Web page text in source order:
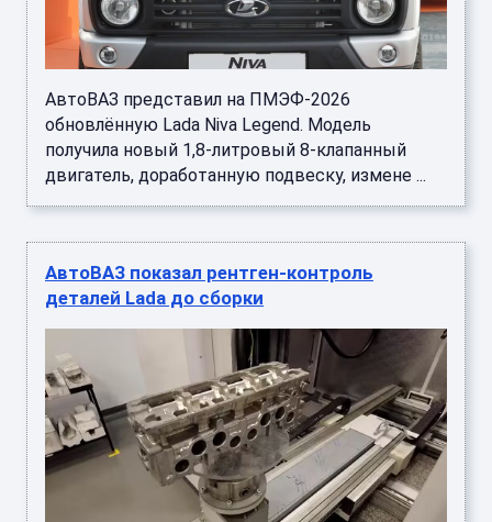
АвтоВАЗ представил на ПМЭФ-2026
обновлённую Lada Niva Legend. Модель
получила новый 1,8-литровый 8-клапанный
двигатель, доработанную подвеску, измене ...
АвтоВАЗ показал рентген-контроль
деталей Lada до сборки